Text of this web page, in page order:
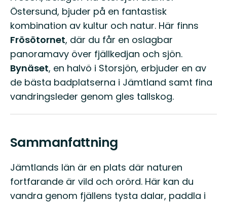
Östersund, bjuder på en fantastisk
kombination av kultur och natur. Här finns
Frösötornet, där du får en oslagbar
panoramavy över fjällkedjan och sjön.
Bynäset, en halvö i Storsjön, erbjuder en av
de bästa badplatserna i Jämtland samt fina
vandringsleder genom gles tallskog.
Sammanfattning
Jämtlands län är en plats där naturen
fortfarande är vild och orörd. Här kan du
vandra genom fjällens tysta dalar, paddla i